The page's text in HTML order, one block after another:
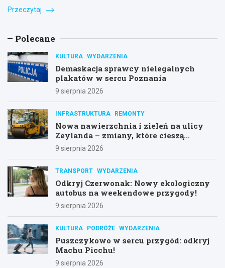
Przeczytaj
Polecane
KULTURA WYDARZENIA
Demaskacja sprawcy nielegalnych
plakatów w sercu Poznania
9 sierpnia 2026
INFRASTRUKTURA REMONTY
Nowa nawierzchnia i zieleń na ulicy
Zeylanda – zmiany, które cieszą
mieszkańców
9 sierpnia 2026
TRANSPORT WYDARZENIA
Odkryj Czerwonak: Nowy ekologiczny
autobus na weekendowe przygody!
9 sierpnia 2026
KULTURA PODRÓŻE WYDARZENIA
Puszczykowo w sercu przygód: odkryj
Machu Picchu!
9 sierpnia 2026